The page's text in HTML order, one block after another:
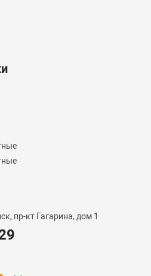
пр-кт Гагарина, дом 1